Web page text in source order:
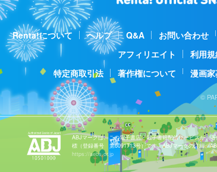
Renta!について ヘルプ Q&A お問い合わせ
アフィリエイト
利用
特定商取引法
著作権について 漫画
©
ABJマークは、この電子書店・電子書籍配信サービスが、
標（登録番号 第6091713号）です。ABJマークの詳細、
https://aebs.or.jp